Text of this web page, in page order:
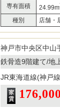
専有面積
24.99m
種別
店舗・
神戸市中央区中山
鉄骨造9階建て/地
JR東海道線(神戸